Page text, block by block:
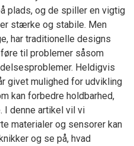
plads, og de spiller en vigtig
stærke og stabile. Men
har traditionelle designs
til problemer såsom
Heldigvis
givet mulighed for udvikling
kan forbedre holdbarhed,
I denne artikel vil vi
materialer og sensorer kan
og se på, hvad